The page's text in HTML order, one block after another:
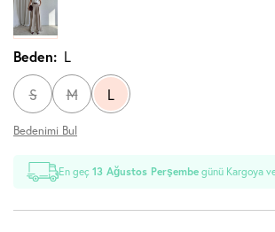
Beden: L
S M L
Bedenimi Bul
En geç13 Ağustos Perşembe günü Kargoya